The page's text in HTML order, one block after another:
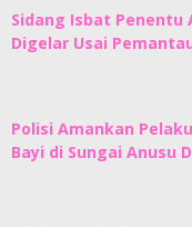
Sidang Isbat Penentu
Digelar Usai
Polisi Amankan
Bayi di Sungai Anusu